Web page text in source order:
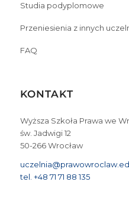
Studia podyplomowe
Przeniesienia z innych
FAQ
KONTAKT
Wyższa Szkoła Prawa we
św. Jadwigi 12
50-266 Wrocław
tel. +48 71 71 88 135